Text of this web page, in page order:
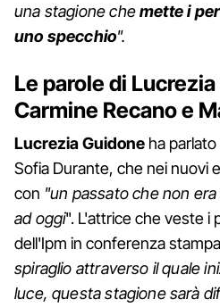
una stagione chemette i
uno specchio".
Le parole di
Carmine Recano e
Lucrezia Guidone ha
Sofia Durante, che nei nuovi
con "un passato che non
ad oggi". L'attrice che veste i
dell'Ipm in conferenza
spiraglio attraverso il quale
luce, questa stagione sarà